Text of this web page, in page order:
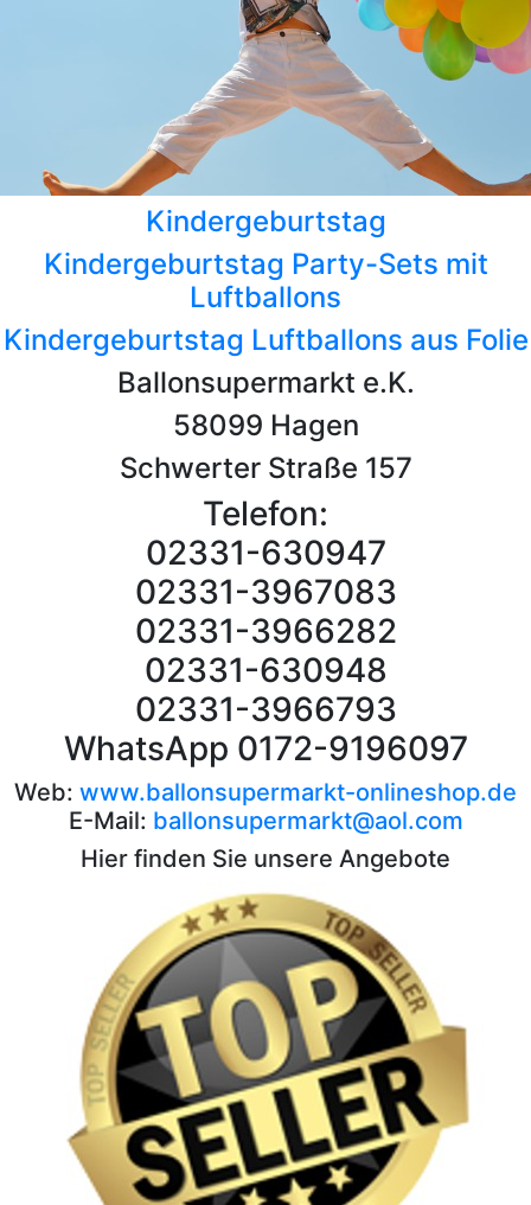
Kindergeburtstag
Kindergeburtstag Party-Sets mit
Luftballons
Kindergeburtstag Luftballons aus Folie
Ballonsupermarkt e.K.
58099 Hagen
Schwerter Straße 157
Telefon:
02331-630947
02331-3967083
02331-3966282
02331-630948
02331-3966793
WhatsApp 0172-9196097
Web: www.ballonsupermarkt-onlineshop.de
E-Mail: ballonsupermarkt@aol.com
Hier finden Sie unsere Angebote